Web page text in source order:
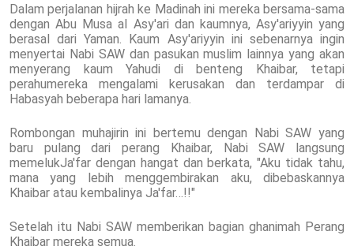
Dalam perjalanan hijrah ke Madinah ini mereka bersama-sama
dengan Abu Musa al Asy'ari dan kaumnya, Asy'ariyyin yang
berasal dari Yaman. Kaum Asy'ariyyin ini sebenarnya ingin
menyertai Nabi SAW dan pasukan muslim lainnya yang akan
menyerang kaum Yahudi di benteng Khaibar, tetapi
perahumereka mengalami kerusakan dan terdampar di
Habasyah beberapa hari lamanya.
Rombongan muhajirin ini bertemu dengan Nabi SAW yang
baru pulang dari perang Khaibar, Nabi SAW langsung
memelukJa'far dengan hangat dan berkata, "Aku tidak tahu,
mana yang lebih menggembirakan aku, dibebaskannya
Khaibar atau kembalinya Ja'far…!!"
Setelah itu Nabi SAW memberikan bagian ghanimah Perang
Khaibar mereka semua.